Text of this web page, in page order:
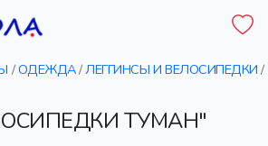
/ОДЕЖДА/ЛЕГГИНСЫ И ВЕЛОСИПЕДКИ /
ТУМАН"